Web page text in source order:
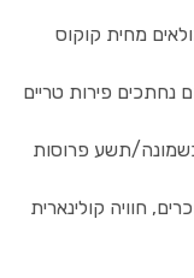
מחית קוקוס
פירות טריים
תשע פרוסות
חוויה קולינארית